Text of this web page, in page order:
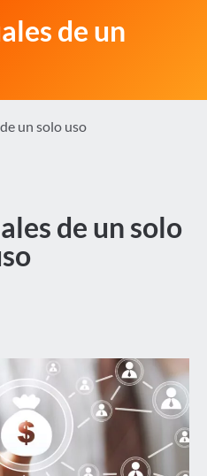
de un
un solo uso
de un solo